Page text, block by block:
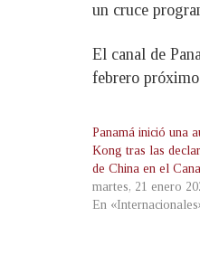
un cruce
El canal de
febrero
Panamá inició una
Kong tras las
de China en el
martes, 21 enero
En